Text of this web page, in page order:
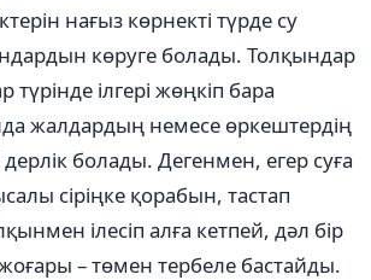
нағыз көрнекті түрде су
көруге болады. Толқындар
ілгері жөңкіп бара
жалдардың немесе өркештердің
болады. Дегенмен, егер суға
сіріңке қорабын, тастап
ілесіп алға кетпей, дәл бір
– төмен тербеле бастайды.